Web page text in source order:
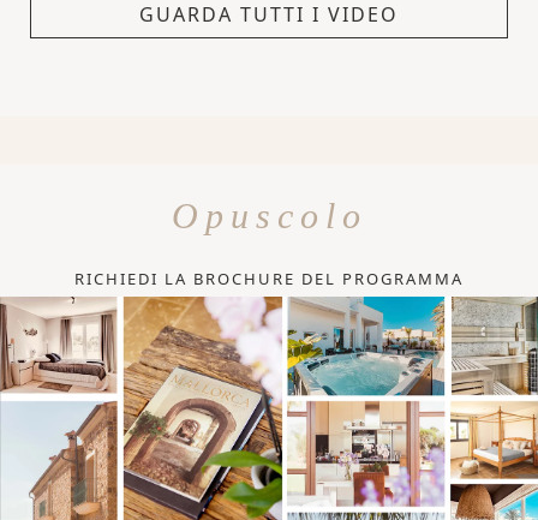
GUARDA TUTTI I VIDEO
Opuscolo
RICHIEDI LA BROCHURE DEL PROGRAMMA